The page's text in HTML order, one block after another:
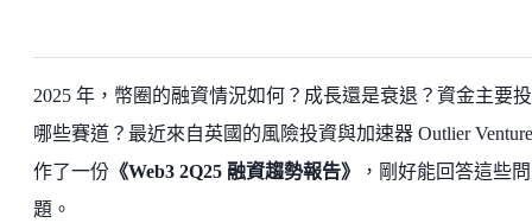
2025 年，幣圈的融資情況如何？成長還是衰退？資金主要
哪些賽道？最近來自英國的風險投資與加速器 Outlier
作了一份 《Web3 2Q25 融資趨勢報告》
，剛好能回答這些問
題。